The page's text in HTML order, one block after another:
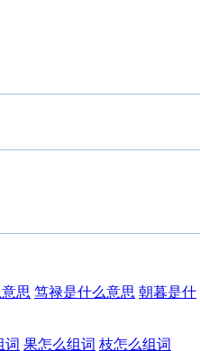
思 笃禄是什么意思 朝暮是什
词 果怎么组词 枝怎么组词